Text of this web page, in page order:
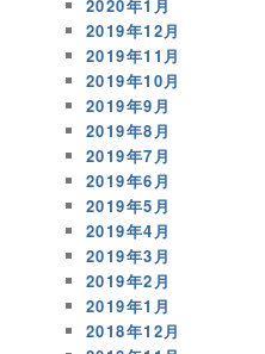
2020年1月
2019年12月
2019年11月
2019年10月
2019年9月
2019年8月
2019年7月
2019年6月
2019年5月
2019年4月
2019年3月
2019年2月
2019年1月
2018年12月